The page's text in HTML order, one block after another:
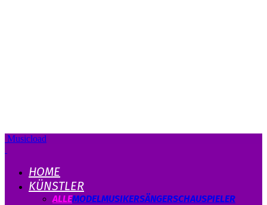
Musicload
HOME
KÜNSTLER
ALLEMODELMUSIKERSÄNGERSCHAUSPIELER